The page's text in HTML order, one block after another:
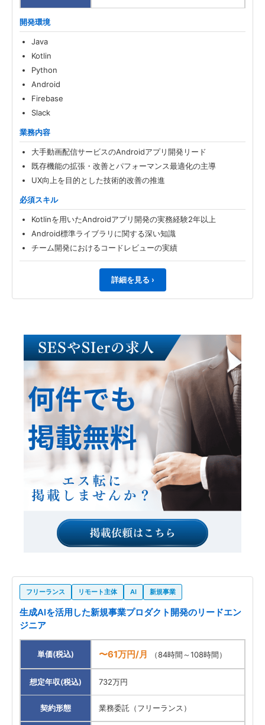
開発環境
Java
Kotlin
Python
Android
Firebase
Slack
業務内容
大手動画配信サービスのAndroidアプリ開発リード
既存機能の拡張・改善とパフォーマンス最適化の主導
UX向上を目的とした技術的改善の推進
必須スキル
Kotlinを用いたAndroidアプリ開発の実務経験2年以上
Android標準ライブラリに関する深い知識
チーム開発におけるコードレビューの実績
詳細を見る ›
フリーランス リモート主体 AI 新規事業
生成AIを活用した新規事業プロダクト開発のリードエン
ジニア
単価(税込) 〜61万円/月 （84時間～108時間）
想定年収(税込) 732万円
契約形態 業務委託（フリーランス）